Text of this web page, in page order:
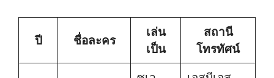
ปี ชื่อละคร
เล่น
เป็น
สถานี
โทรทัศน์